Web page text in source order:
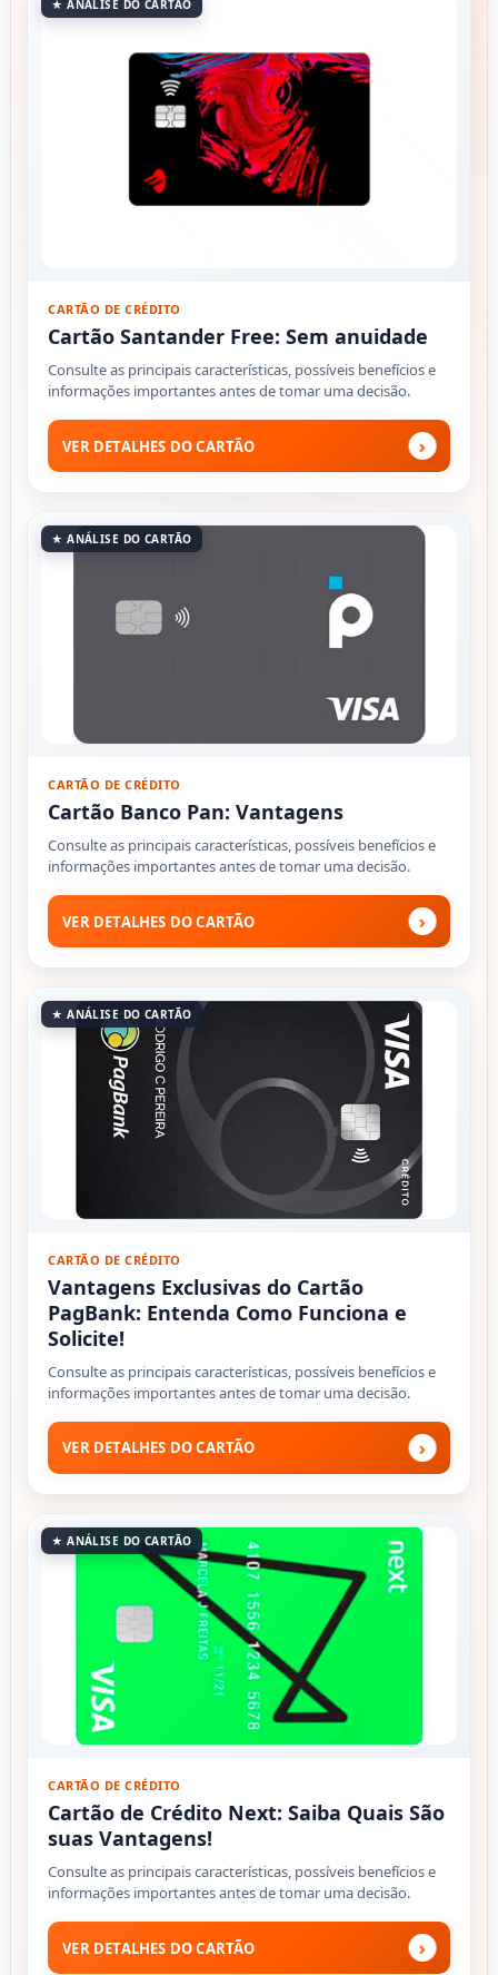
★ ANÁLISE DO CARTÃO
CARTÃO DE CRÉDITO
Cartão Santander Free: Sem anuidade
Consulte as principais características, possíveis benefícios e
informações importantes antes de tomar uma decisão.
VER DETALHES DO CARTÃO ›
★ ANÁLISE DO CARTÃO
CARTÃO DE CRÉDITO
Cartão Banco Pan: Vantagens
Consulte as principais características, possíveis benefícios e
informações importantes antes de tomar uma decisão.
VER DETALHES DO CARTÃO ›
★ ANÁLISE DO CARTÃO
CARTÃO DE CRÉDITO
Vantagens Exclusivas do Cartão
PagBank: Entenda Como Funciona e
Solicite!
Consulte as principais características, possíveis benefícios e
informações importantes antes de tomar uma decisão.
VER DETALHES DO CARTÃO ›
★ ANÁLISE DO CARTÃO
CARTÃO DE CRÉDITO
Cartão de Crédito Next: Saiba Quais São
suas Vantagens!
Consulte as principais características, possíveis benefícios e
informações importantes antes de tomar uma decisão.
VER DETALHES DO CARTÃO ›